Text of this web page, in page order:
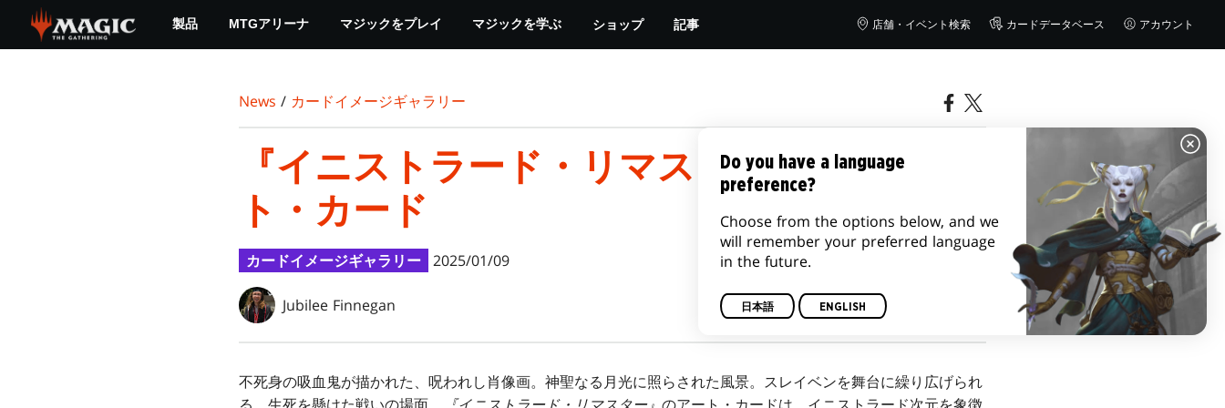
main
製品 MTGアリーナ マジックをプレイ マジックを学ぶ ショップ 記事 店舗・イベント検索 カードデータベース アカウント
News / カードイメージギャラリー
『イニストラード・リマスター』のアー
ト・カード
カードイメージギャラリー 2025/01/09
Jubilee Finnegan
不死身の吸血鬼が描かれた、呪われし肖像画。神聖なる月光に照らされた風景。スレイベンを舞台に繰り広げられ
Do you have a language
preference?
Choose from the options below, and we
will remember your preferred language
in the future.
日本語 ENGLISH